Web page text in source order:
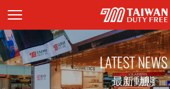
頁面主標題
LATEST NEWS
最新動態